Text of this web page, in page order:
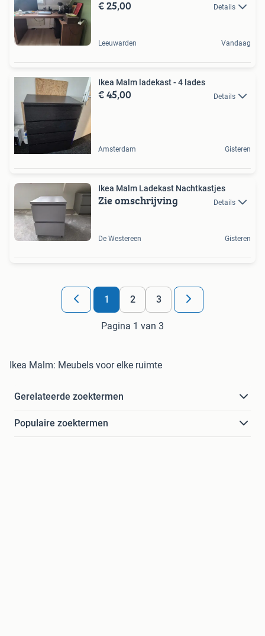
€ 25,00 Details
Leeuwarden Vandaag
Ikea Malm ladekast - 4 lades
€ 45,00 Details
Amsterdam Gisteren
Ikea Malm Ladekast Nachtkastjes
Zie omschrijving Details
De Westereen Gisteren
1 2 3
Pagina 1 van 3
Ikea Malm: Meubels voor elke ruimte
Gerelateerde zoektermen
Populaire zoektermen